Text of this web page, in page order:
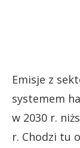
Emisje z
systemem
w 2030 r.
r. Chodzi tu